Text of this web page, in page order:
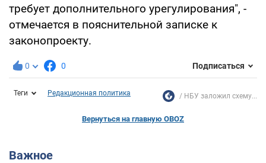
требует дополнительного урегулирования", -
отмечается в пояснительной записке к
законопроекту.
0 0 Подписаться
Теги Редакционная политика НБУ заложил схему...
Вернуться на главную OBOZ
Важное